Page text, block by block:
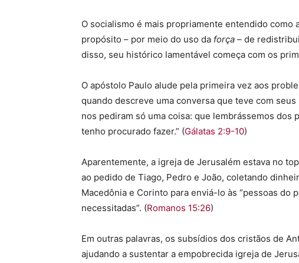
O socialismo é mais propriamente entendido como
propósito – por meio do uso da força – de
disso, seu histórico lamentável começa com os
O apóstolo Paulo alude pela primeira vez aos
quando descreve uma conversa que teve com
nos pediram só uma coisa: que lembrássemos dos
tenho procurado fazer.” (Gálatas 2:9-10)
Aparentemente, a igreja de Jerusalém estava no
ao pedido de Tiago, Pedro e João, coletando
Macedônia e Corinto para enviá-lo às “pessoas do
necessitadas”. (Romanos 15:26)
Em outras palavras, os subsídios dos cristãos de
ajudando a sustentar a empobrecida igreja de